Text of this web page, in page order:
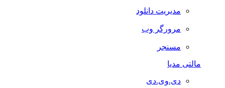
مدیریت دانلود
مرورگر وب
مسنجر
مالتی مدیا
دی.وی.دی